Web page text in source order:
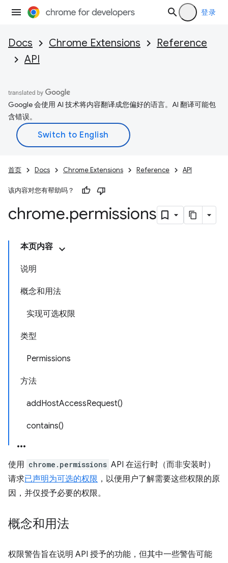
登录
Docs Chrome Extensions
Reference
API
Google 会使用 AI 技术将内容翻译成您偏好的语言。AI 翻译可能包
含错误。
首页 Docs Chrome Extensions Reference API
该内容对您有帮助吗？
chrome.permissions
本页内容
说明
概念和用法
实现可选权限
类型
Permissions
方法
addHostAccessRequest()
contains()
使用 chrome.permissions API 在运行时（而非安装时）
请求已声明为可选的权限 ，以便用户了解需要这些权限的原
因，并仅授予必要的权限。
概念和用法
权限警告旨在说明 API 授予的功能，但其中一些警告可能